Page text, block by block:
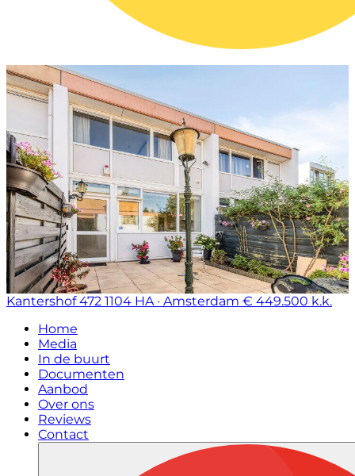
Kantershof 472 1104 HA · Amsterdam € 449.500 k.k.
Home
Media
In de buurt
Documenten
Aanbod
Over ons
Reviews
Contact